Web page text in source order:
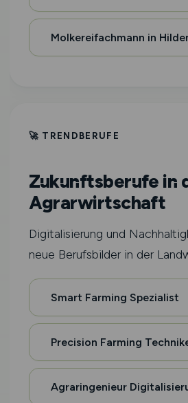
Molkereifachmann in
🚀 TRENDBERUFE
Zukunftsberufe in
Agrarwirtschaft
Digitalisierung und
neue Berufsbilder in der
Smart Farming Spezialist
Precision Farming
Agraringenieur